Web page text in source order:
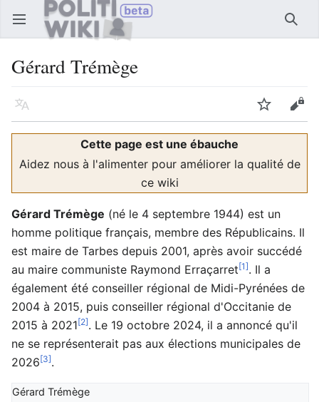
Ouvrir le menu principal
Gérard Trémège
Langue Suivre
Cette page est une ébauche
Aidez nous à l'alimenter pour améliorer la qualité de
ce wiki
Gérard Trémège (né le 4 septembre 1944) est un
homme politique français, membre des Républicains. Il
est maire de Tarbes depuis 2001, après avoir succédé
au maire communiste Raymond Erraçarret[1]. Il a
également été conseiller régional de Midi-Pyrénées de
2004 à 2015, puis conseiller régional d'Occitanie de
2015 à 2021[2]. Le 19 octobre 2024, il a annoncé qu'il
ne se représenterait pas aux élections municipales de
2026[3].
Gérard Trémège